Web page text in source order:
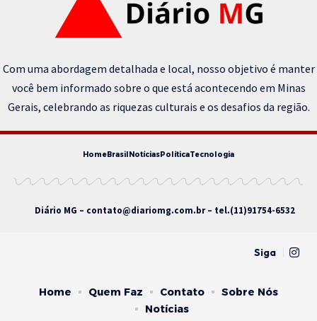
Com uma abordagem detalhada e local, nosso objetivo é manter
você bem informado sobre o que está acontecendo em Minas
Gerais, celebrando as riquezas culturais e os desafios da região.
HomeBrasilNotíciasPolíticaTecnologia
Diário MG – contato@diariomg.com.br– tel.(11)91754-6532
Siga
Home Quem Faz Contato
Sobre Nós
Notícias